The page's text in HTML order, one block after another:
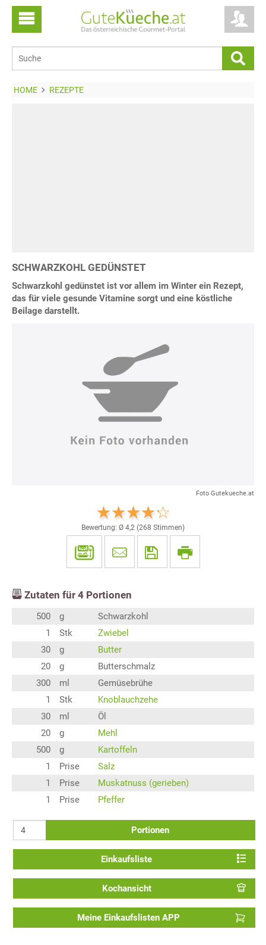
HOME REZEPTE
SCHWARZKOHL GEDÜNSTET
Schwarzkohl gedünstet ist vor allem im Winter ein Rezept,
das für viele gesunde Vitamine sorgt und eine köstliche
Beilage darstellt.
Foto Gutekueche.at
Bewertung: Ø 4,2 (268 Stimmen)
Zutaten für 4 Portionen
500 g
Schwarzkohl
1
Stk
Zwiebel
30
g
Butter
20
g
Butterschmalz
300
ml
Gemüsebrühe
1
Stk
Knoblauchzehe
30
ml
Öl
20
g
Mehl
500
g
Kartoffeln
1
Prise
Salz
1
Prise
Muskatnuss (gerieben)
1
Prise Pfeffer
Portionen
Einkaufsliste
Kochansicht
Meine Einkaufslisten APP